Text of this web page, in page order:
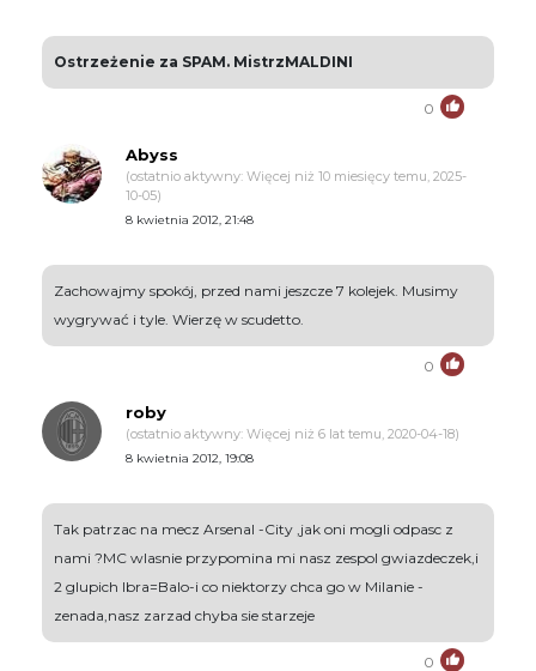
Ostrzeżenie za SPAM. MistrzMALDINI
0
Abyss
(ostatnio aktywny: Więcej niż 10 miesięcy temu, 2025-
10-05)
8 kwietnia 2012, 21:48
Zachowajmy spokój, przed nami jeszcze 7 kolejek. Musimy
wygrywać i tyle. Wierzę w scudetto.
0
roby
(ostatnio aktywny: Więcej niż 6 lat temu, 2020-04-18)
8 kwietnia 2012, 19:08
Tak patrzac na mecz Arsenal -City ,jak oni mogli odpasc z
nami ?MC wlasnie przypomina mi nasz zespol gwiazdeczek,i
2 glupich Ibra=Balo-i co niektorzy chca go w Milanie -
zenada,nasz zarzad chyba sie starzeje
0